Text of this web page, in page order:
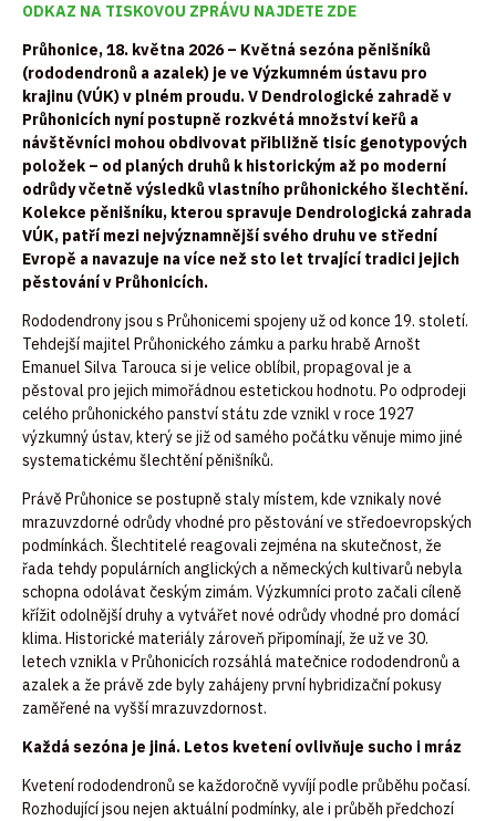
ODKAZ NA TISKOVOU ZPRÁVU NAJDETE ZDE
Průhonice, 18. května 2026 – Květná sezóna pěnišníků
(rododendronů a azalek) je ve Výzkumném ústavu pro
krajinu (VÚK) v plném proudu. V Dendrologické zahradě v
Průhonicích nyní postupně rozkvétá množství keřů a
návštěvníci mohou obdivovat přibližně tisíc genotypových
položek – od planých druhů k historickým až po moderní
odrůdy včetně výsledků vlastního průhonického šlechtění.
Kolekce pěnišníku, kterou spravuje Dendrologická zahrada
VÚK, patří mezi nejvýznamnější svého druhu ve střední
Evropě a navazuje na více než sto let trvající tradici jejich
pěstování v Průhonicích.
Rododendrony jsou s Průhonicemi spojeny už od konce 19. století.
Tehdejší majitel Průhonického zámku a parku hrabě Arnošt
Emanuel Silva Tarouca si je velice oblíbil, propagoval je a
pěstoval pro jejich mimořádnou estetickou hodnotu. Po odprodeji
celého průhonického panství státu zde vznikl v roce 1927
výzkumný ústav, který se již od samého počátku věnuje mimo jiné
systematickému šlechtění pěnišníků.
Právě Průhonice se postupně staly místem, kde vznikaly nové
mrazuvzdorné odrůdy vhodné pro pěstování ve středoevropských
podmínkách. Šlechtitelé reagovali zejména na skutečnost, že
řada tehdy populárních anglických a německých kultivarů nebyla
schopna odolávat českým zimám. Výzkumníci proto začali cíleně
křížit odolnější druhy a vytvářet nové odrůdy vhodné pro domácí
klima. Historické materiály zároveň připomínají, že už ve 30.
letech vznikla v Průhonicích rozsáhlá matečnice rododendronů a
azalek a že právě zde byly zahájeny první hybridizační pokusy
zaměřené na vyšší mrazuvzdornost.
Každá sezóna je jiná. Letos kvetení ovlivňuje sucho i mráz
Kvetení rododendronů se každoročně vyvíjí podle průběhu počasí.
Rozhodující jsou nejen aktuální podmínky, ale i průběh předchozí